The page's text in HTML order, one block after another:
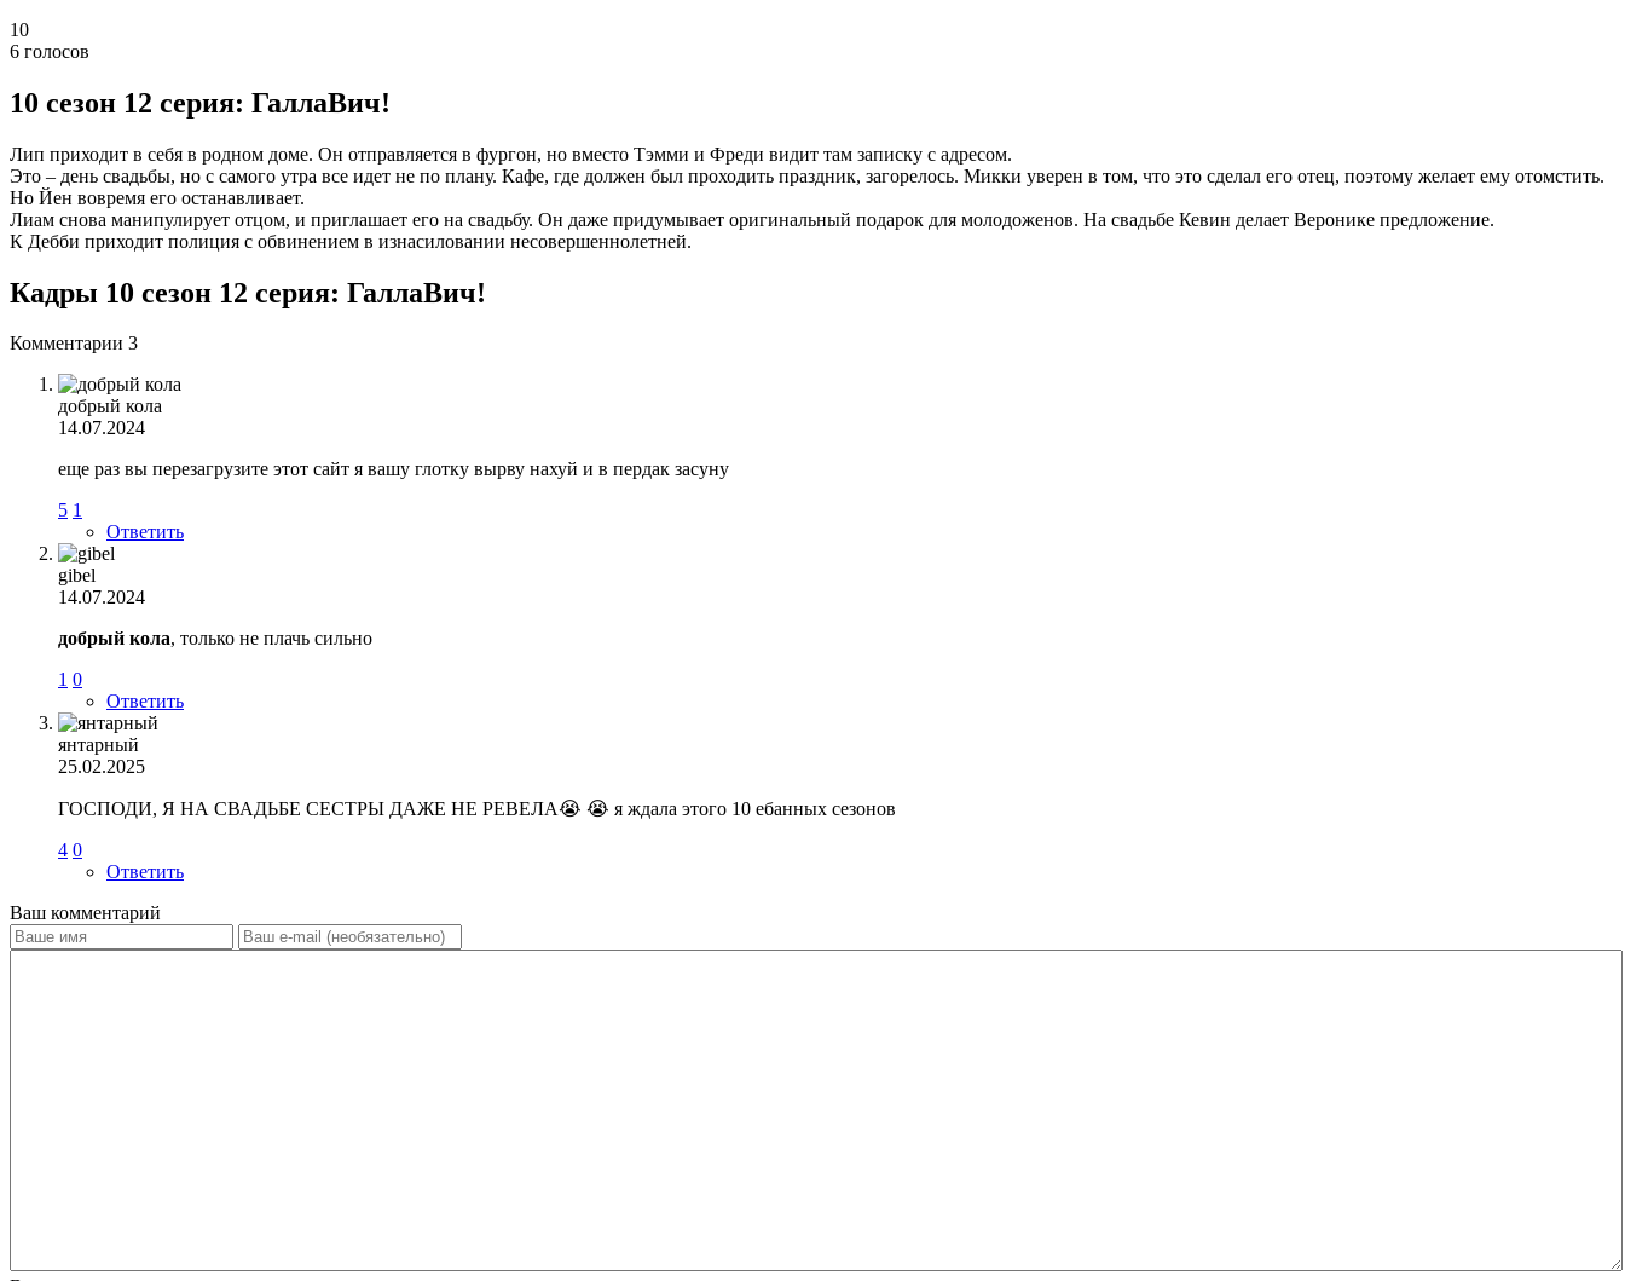
10
6 голосов
10 сезон 12 серия: ГаллаВич!
Лип приходит в себя в родном доме. Он отправляется в фургон, но вместо Тэмми и Фреди видит там записку с адресом.
Это – день свадьбы, но с самого утра все идет не по плану. Кафе, где должен был проходить праздник, загорелось. Микки уверен в том, что это сделал его отец, поэтому желает ему отомстить.
Но Йен вовремя его останавливает.
Лиам снова манипулирует отцом, и приглашает его на свадьбу. Он даже придумывает оригинальный подарок для молодоженов. На свадьбе Кевин делает Веронике предложение.
К Дебби приходит полиция с обвинением в изнасиловании несовершеннолетней.
Кадры 10 сезон 12 серия: ГаллаВич!
Комментарии 3
добрый кола
14.07.2024
еще раз вы перезагрузите этот сайт я вашу глотку вырву нахуй и в пердак засуну
5 1
Ответить
gibel
14.07.2024
добрый кола, только не плачь сильно
1 0
Ответить
янтарный
25.02.2025
ГОСПОДИ, Я НА СВАДЬБЕ СЕСТРЫ ДАЖЕ НЕ РЕВЕЛА😭 😭 я ждала этого 10 ебанных сезонов
4 0
Ответить
Ваш комментарий